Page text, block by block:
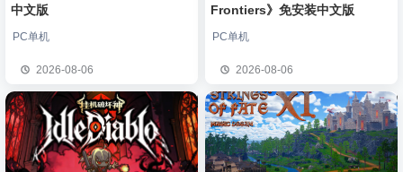
中文版
PC单机
2026-08-06
Frontiers》免安装中文版
PC单机
2026-08-06